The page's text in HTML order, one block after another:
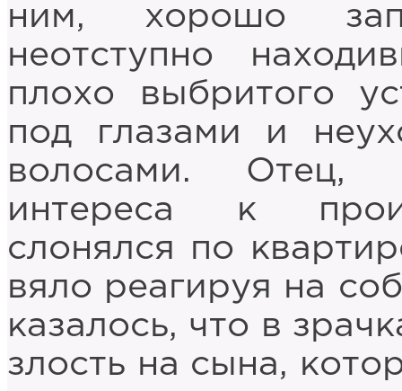
ним, хорошо
неотступно
плохо выбритого
под глазами и
волосами. Отец,
интереса к
слонялся по
вяло реагируя на
казалось, что в
злость на сына,